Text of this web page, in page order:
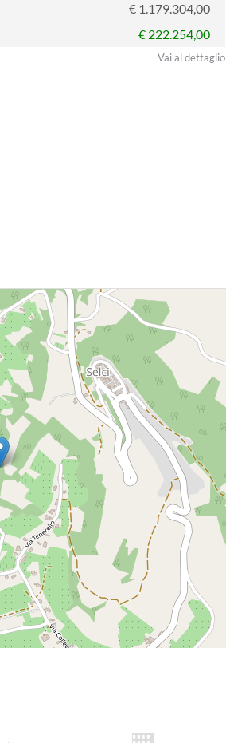
€ 1.179.304,00
€ 222.254,00
Vai al dettaglio